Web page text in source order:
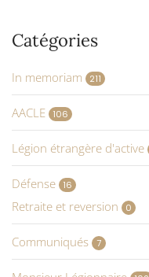
Catégories
In memoriam 211
AACLE 106
Légion étrangère d'active
Défense 16
Retraite et reversion 0
Communiqués 7